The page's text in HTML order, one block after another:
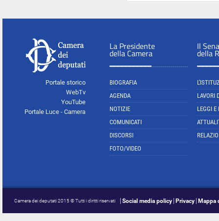
Portale storico
WebTv
YouTube
Portale Luce - Camera
La Presidente
della Camera
BIOGRAFIA
AGENDA
NOTIZIE
COMUNICATI
DISCORSI
FOTO/VIDEO
Il
della
LAVORI
LEGGI E
Camera dei deputati 2015 © Tutti i diritti riservati Social media policy Privacy Mappa